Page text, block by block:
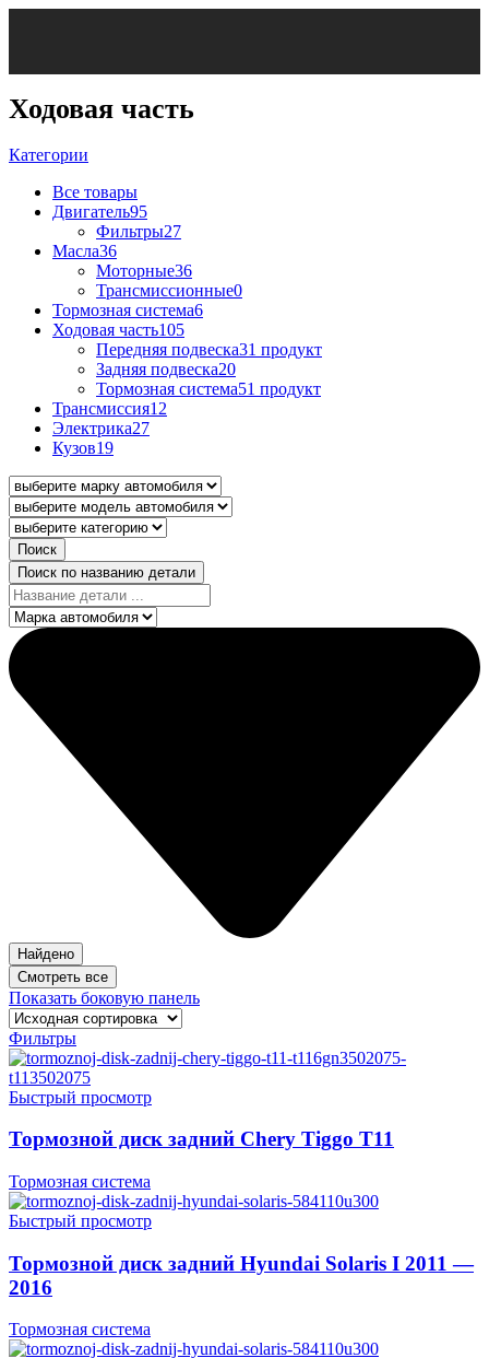
Ходовая часть
Категории
Все товары
Двигатель95
Фильтры27
Масла36
Моторные36
Трансмиссионные0
Тормозная система6
Ходовая часть105
Передняя подвеска31 продукт
Задняя подвеска20
Тормозная система51 продукт
Трансмиссия12
Электрика27
Кузов19
Поиск
Поиск по названию детали
Найдено
Смотреть все
Показать боковую панель
Фильтры
Быстрый просмотр
Тормозной диск задний Chery Tiggo T11
Тормозная система
Быстрый просмотр
Тормозной диск задний Hyundai Solaris I 2011 —
2016
Тормозная система